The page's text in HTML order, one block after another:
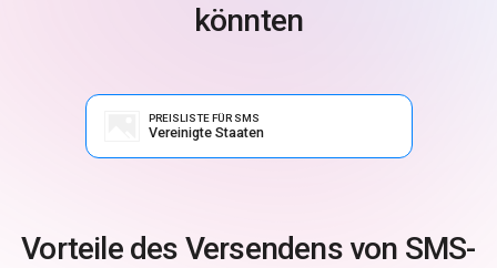
könnten
PREISLISTE FÜR SMS
Vereinigte Staaten
Vorteile des Versendens von SMS-